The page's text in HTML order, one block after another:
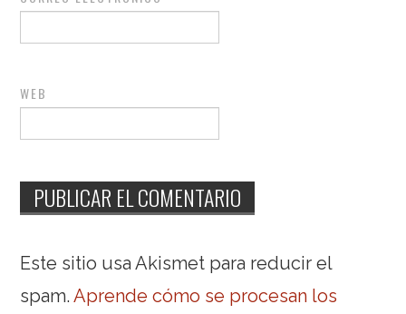
WEB
Este sitio usa Akismet para reducir el
spam.Aprende cómo se procesan los